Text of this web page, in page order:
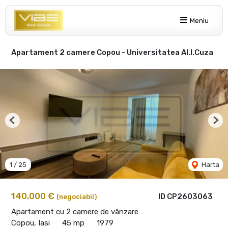
Meniu
Apartament 2 camere Copou - Universitatea Al.I.Cuza
ID CP2603063
140,000 € (negociabil)
Apartament cu 2 camere de vânzare
Copou, Iasi
45 mp 1979
1 / 25 Harta
Previous